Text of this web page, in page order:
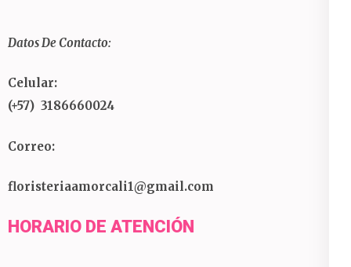
Datos De Contacto:
Celular:
(+57) 3186660024
Correo:
floristeriaamorcali1@gmail.com
HORARIO DE ATENCIÓN